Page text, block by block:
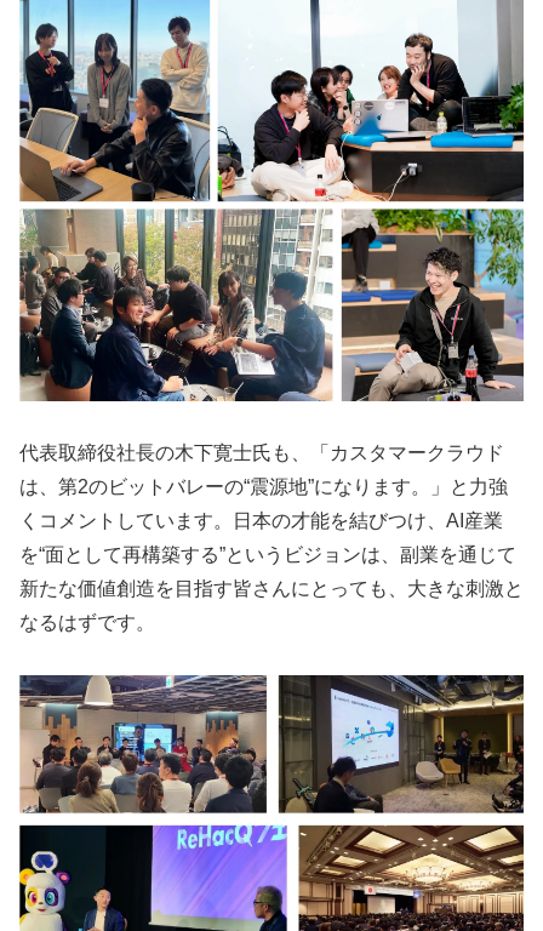
代表取締役社長の木下寛士氏も、「カスタマークラウド
は、第2のビットバレーの“震源地”になります。」と力強
くコメントしています。日本の才能を結びつけ、AI産業
を“面として再構築する”というビジョンは、副業を通じて
新たな価値創造を目指す皆さんにとっても、大きな刺激と
なるはずです。